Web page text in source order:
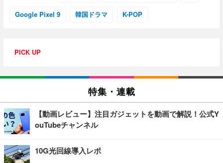
Google Pixel 9 韓国ドラマ K-POP
PICK UP
特集・連載
【動画レビュー】注目ガジェットを動画で解説！公式Y
ouTubeチャンネル
10G光回線導入レポ